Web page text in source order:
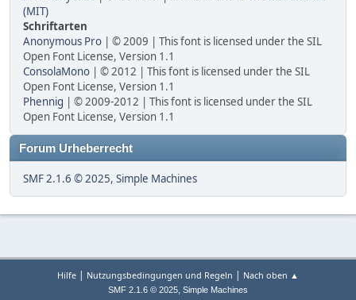
(MIT)
Schriftarten
Anonymous Pro | © 2009 | This font is licensed under the SIL
Open Font License, Version 1.1
ConsolaMono | © 2012 | This font is licensed under the SIL
Open Font License, Version 1.1
Phennig | © 2009-2012 | This font is licensed under the SIL
Open Font License, Version 1.1
Forum Urheberrecht
SMF 2.1.6 © 2025, Simple Machines
Hilfe | Nutzungsbedingungen und Regeln | Nach oben ▲
SMF 2.1.6 © 2025, Simple Machines